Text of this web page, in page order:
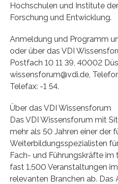
Hochschulen und Institute
Forschung und Entwicklung.
Anmeldung und Programm
oder über das VDI
Postfach 10 11 39, 40002
wissensforum@vdi.de,
Telefax: -1 54.
Über das VDI Wissensforum
Das VDI Wissensforum mit
mehr als 50 Jahren einer der
Weiterbildungsspezialisten
Fach- und Führungskräfte im
fast 1.500 Veranstaltungen
relevanten Branchen ab.